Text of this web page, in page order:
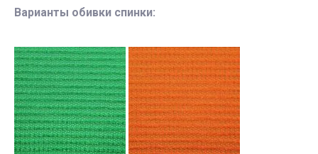
Варианты обивки спинки: